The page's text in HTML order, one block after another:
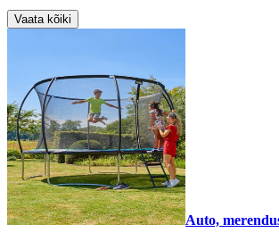
Vaata kõiki
Auto,